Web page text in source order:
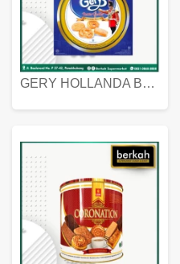
GERY HOLLANDA BUTTER COOKIES 450 GRAM